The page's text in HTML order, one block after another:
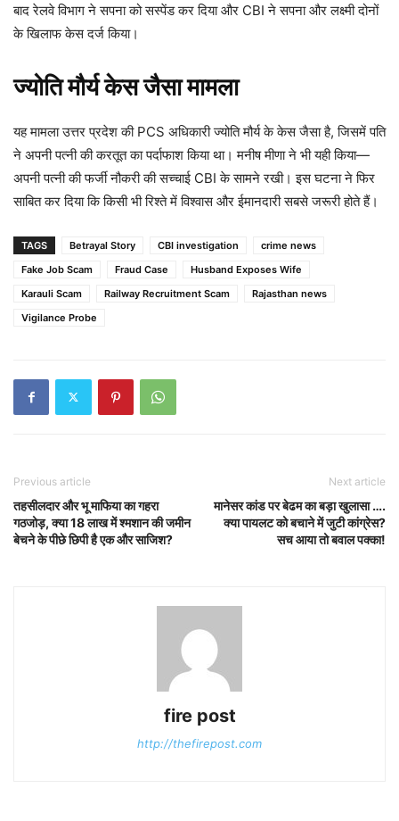
बाद रेलवे विभाग ने सपना को सस्पेंड कर दिया और CBI ने सपना और लक्ष्मी दोनों
के खिलाफ केस दर्ज किया।
ज्योति मौर्य केस जैसा मामला
यह मामला उत्तर प्रदेश की PCS अधिकारी ज्योति मौर्य के केस जैसा है, जिसमें पति
ने अपनी पत्नी की करतूत का पर्दाफाश किया था। मनीष मीणा ने भी यही किया—
अपनी पत्नी की फर्जी नौकरी की सच्चाई CBI के सामने रखी। इस घटना ने फिर
साबित कर दिया कि किसी भी रिश्ते में विश्वास और ईमानदारी सबसे जरूरी होते हैं।
TAGS Betrayal Story CBI investigation
crime news
Fake Job Scam
Fraud Case
Husband Exposes Wife
Karauli Scam
Railway Recruitment Scam
Rajasthan news
Vigilance Probe
Previous article
तहसीलदार और भू माफिया का गहरा
गठजोड़, क्या 18 लाख में श्मशान की जमीन
बेचने के पीछे छिपी है एक और साजिश?
Next article
मानेसर कांड पर बेढम का बड़ा खुलासा ….
क्या पायलट को बचाने में जुटी कांग्रेस?
सच आया तो बवाल पक्का!
fire post
http://thefirepost.com